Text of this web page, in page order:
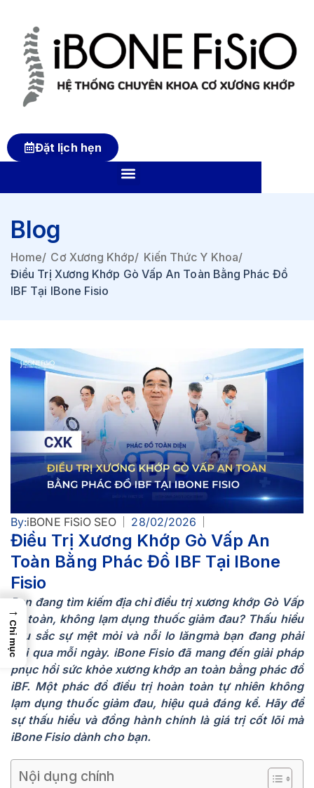
Đặt lịch hẹn
Blog
Home/ Cơ Xương Khớp/ Kiến Thức Y Khoa/
Điều Trị Xương Khớp Gò Vấp An Toàn Bằng Phác Đồ
IBF Tại IBone Fisio
By:iBONE FiSiO SEO 28/02/2026
Điều Trị Xương Khớp Gò Vấp An
Toàn Bằng Phác Đồ IBF Tại IBone
Fisio
Bạn đang tìm kiếm địa chỉ điều trị xương khớp Gò Vấp
an toàn, không lạm dụng thuốc giảm đau? Thấu hiểu
sâu sắc sự mệt mỏi và nỗi lo lăngmà bạn đang phải
trải qua mỗi ngày. iBone Fisio đã mang đến giải pháp
phục hồi sức khỏe xương khớp an toàn bằng phác đồ
iBF. Một phác đồ điều trị hoàn toàn tự nhiên không
lạm dụng thuốc giảm đau, hiệu quả đáng kể. Hãy để
sự thấu hiểu và đồng hành chính là giá trị cốt lõi mà
iBone Fisio dành cho bạn.
Nội dụng chính
→
Chỉ mục